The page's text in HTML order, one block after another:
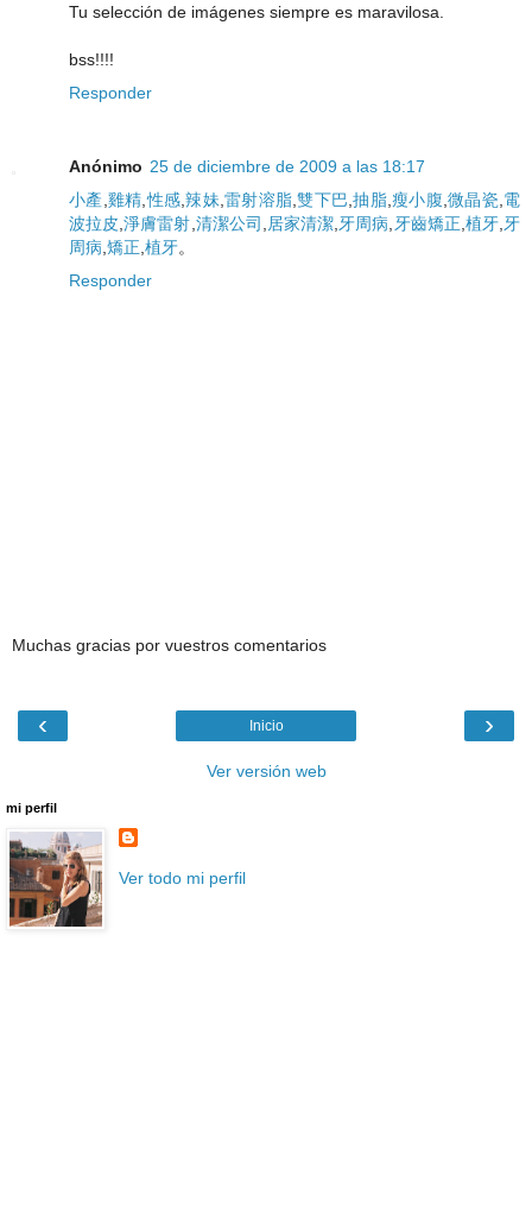
Tu selección de imágenes siempre es maravilosa.
bss!!!!
Responder
Anónimo 25 de diciembre de 2009 a las 18:17
小產 雞精 ,性感 辣妹 雷射溶脂 雙下巴 抽脂, 瘦小腹 微晶瓷 電
波拉皮 ,淨膚雷射 清潔公司 居家清潔 牙周病 牙齒矯正 植牙, 牙
周病 矯正 植牙。
Responder
Muchas gracias por vuestros comentarios
‹ ›
Inicio
Ver versión web
mi perfil
Ver todo mi perfil